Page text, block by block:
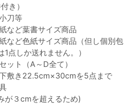
き）
刀等
など葉書サイズ商品
など色紙サイズ商品（但し個別包
1点しか送れません。）
ット（A～D全て）
敷き22.5cm×30cmを5点まで
が３cmを超えるため)